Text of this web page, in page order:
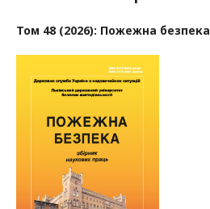
Том 48 (2026): Пожежна безпека